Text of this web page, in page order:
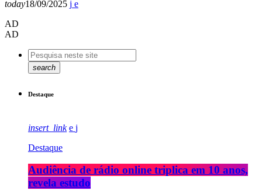
today18/09/2025
AD
AD
search
Destaque
insert_link
Destaque
Audiência de rádio online triplica em 10 anos,
revela estudo